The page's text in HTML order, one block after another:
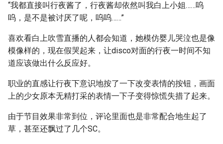
“我都直接叫行夜酱了，行夜酱却依然叫我白上小姐……呜
呜，是不是被讨厌了呢，呜呜……”
喜欢看白上吹雪直播的人都会知道，她模仿婴儿哭泣也是像
模像样的，现在假哭起来，让disco对面的行夜一时间不知
道应该做出什么反应好。
职业的直感让行夜下意识地按了一下改变表情的按钮，画面
上的少女原本无精打采的表情一下子变得惊慌失措了起来。
由于节目效果非常到位，评论里面也是非常配合地生起了
草，甚至还飘过了几个SC。